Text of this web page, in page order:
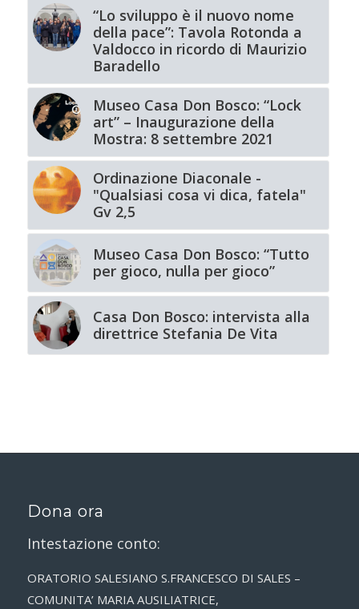
“Lo sviluppo è il nuovo nome
della pace”: Tavola Rotonda a
Valdocco in ricordo di Maurizio
Baradello
Museo Casa Don Bosco: “Lock
art” – Inaugurazione della
Mostra: 8 settembre 2021
Ordinazione Diaconale -
"Qualsiasi cosa vi dica, fatela"
Gv 2,5
Museo Casa Don Bosco: “Tutto
per gioco, nulla per gioco”
Casa Don Bosco: intervista alla
direttrice Stefania De Vita
Dona ora
Intestazione conto:
ORATORIO SALESIANO S.FRANCESCO DI SALES –
COMUNITA’ MARIA AUSILIATRICE,